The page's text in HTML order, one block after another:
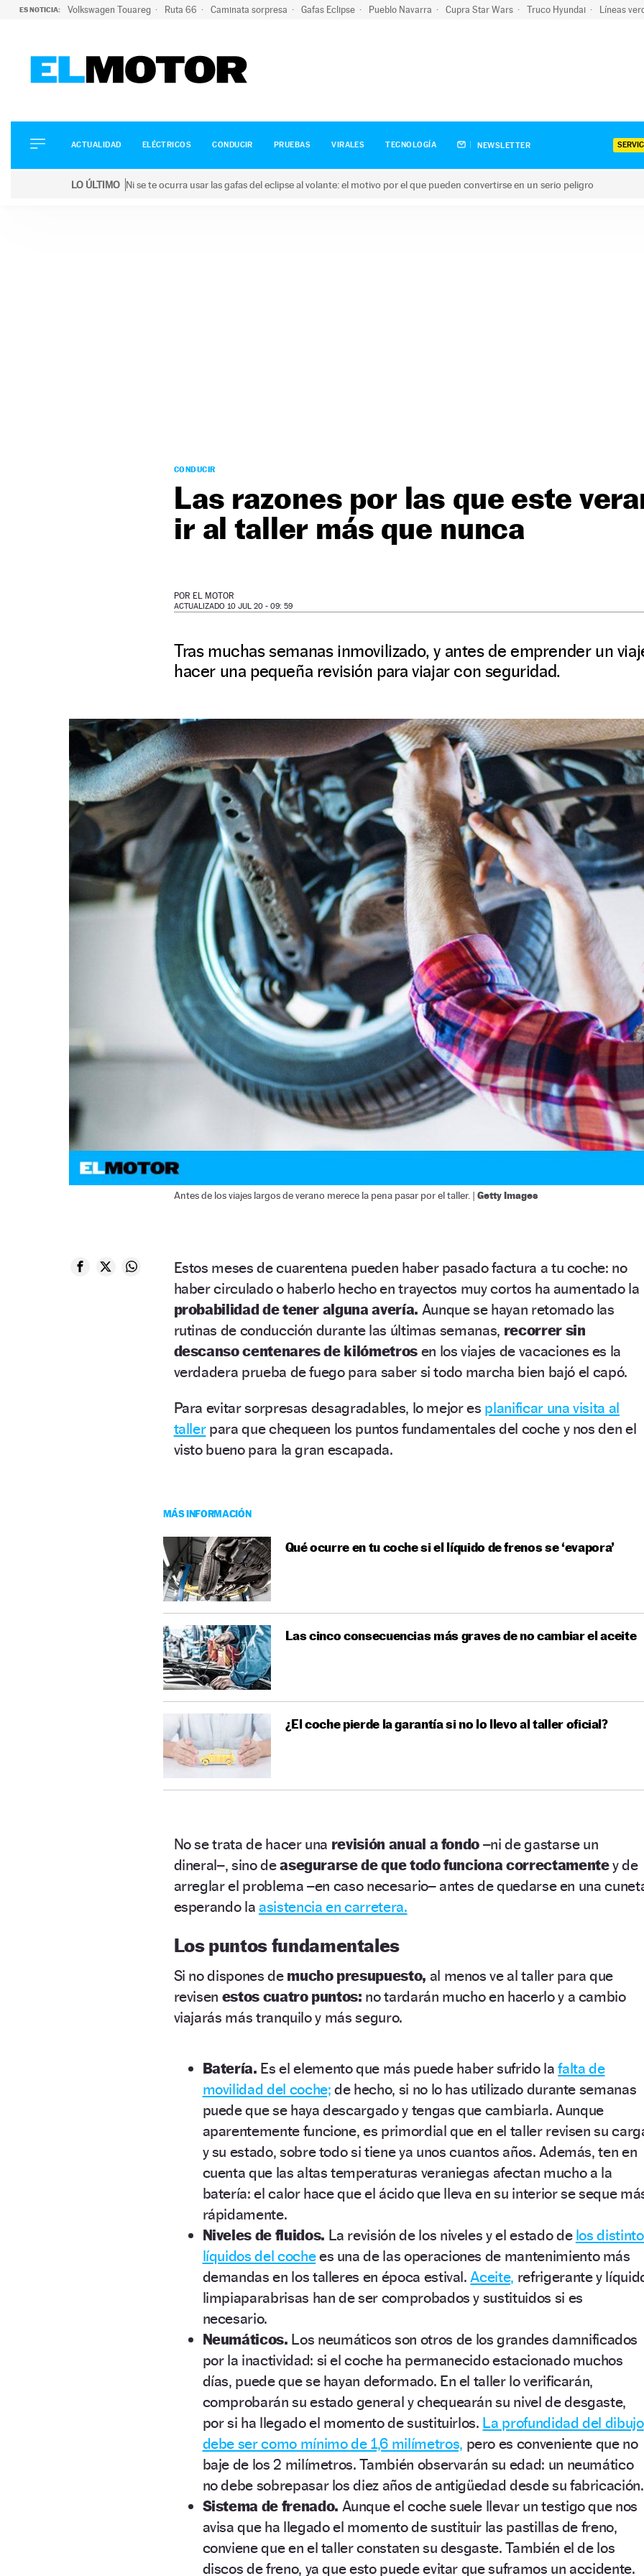
ES NOTICIA: Volkswagen Touareg Ruta 66 Caminata sorpresa Gafas Eclipse Pueblo Navarra Cupra Star Wars Truco Hyundai Líneas
ELÉCTRICOS
CONDUCIR
ACTUALIDAD ELÉCTRICOS CONDUCIR PRUEBAS VIRALES TECNOLOGÍA NEWSLETTER
LO ÚLTIMO Ni se te ocurra usar las gafas del eclipse al volante: el motivo por el que pueden convertirse en un serio peligro
CONDUCIR
Las razones por las que este
ir al taller más que nunca
POR EL MOTOR
ACTUALIZADO 10 JUL 20 - 09: 59
Tras muchas semanas inmovilizado, y antes de emprender un
hacer una pequeña revisión para viajar con seguridad.
Antes de los viajes largos de verano merece la pena pasar por el taller. | Getty Images
Estos meses de cuarentena pueden haber pasado factura a tu coche: no
haber circulado o haberlo hecho en trayectos muy cortos ha aumentado la
probabilidad de tener alguna avería. Aunque se hayan retomado las
rutinas de conducción durante las últimas semanas, recorrer sin
descanso centenares de kilómetrosen los viajes de vacaciones es la
verdadera prueba de fuego para saber si todo marcha bien bajó el capó.
Para evitar sorpresas desagradables, lo mejor es planificar una visita al
tallerpara que chequeen los puntos fundamentales del coche y nos den el
visto bueno para la gran escapada.
MÁS INFORMACIÓN
Qué ocurre en tu coche si el líquido de frenos se ‘evapora’
Las cinco consecuencias más graves de no cambiar el aceite
¿El coche pierde la garantía si no lo llevo al taller oficial?
No se trata de hacer una revisión anual a fondo –ni de gastarse un
dineral–, sino deasegurarse de que todo funciona correctamentey de
arreglar el problema –en caso necesario– antes de quedarse en una
esperando la asistencia en carretera.
Los puntos fundamentales
Si no dispones de mucho presupuesto, al menos ve al taller para que
revisen estos cuatro puntos: no tardarán mucho en hacerlo y a cambio
viajarás más tranquilo y más seguro.
Batería. Es el elemento que más puede haber sufrido lafalta de
movilidad del coche; de hecho, si no lo has utilizado durante semanas
puede que se haya descargado y tengas que cambiarla. Aunque
aparentemente funcione, es primordial que en el taller revisen su
y su estado, sobre todo si tiene ya unos cuantos años. Además, ten en
cuenta que las altas temperaturas veraniegas afectan mucho a la
batería: el calor hace que el ácido que lleva en su interior se seque
rápidamente.
Niveles de fluidos. La revisión de los niveles y el estado de los
líquidos del cochees una de las operaciones de mantenimiento más
demandas en los talleres en época estival. Aceite, refrigerante y
limpiaparabrisas han de ser comprobados y sustituidos si es
necesario.
Neumáticos. Los neumáticos son otros de los grandes damnificados
por la inactividad: si el coche ha permanecido estacionado muchos
días, puede que se hayan deformado. En el taller lo verificarán,
comprobarán su estado general y chequearán su nivel de desgaste,
por si ha llegado el momento de sustituirlos. La profundidad del dibujo
debe ser como mínimo de 1,6 milímetros, pero es conveniente que no
baje de los 2 milímetros. También observarán su edad: un neumático
no debe sobrepasar los diez años de antigüedad desde su fabricación.
Sistema de frenado. Aunque el coche suele llevar un testigo que nos
avisa que ha llegado el momento de sustituir las pastillas de freno,
conviene que en el taller constaten su desgaste. También el de los
discos de freno, ya que esto puede evitar que suframos un accidente.